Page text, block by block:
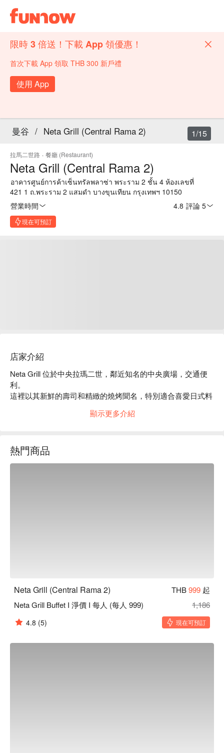
限時 3 倍送！下載 App 領優惠！
首次下載 App 領取 THB 300 新戶禮
使用 App
曼谷 / Neta Grill (Central Rama 2)
拉馬二世路 · 餐廳 (Restaurant)
Neta Grill (Central Rama 2)
อาคารศูนย์การค้าเซ็นทรัลพลาซ่า พระราม 2 ชั้น 4 ห้องเลขที่
421 1 ถ.พระราม 2 แสมดำ บางขุนเทียน กรุงเทพฯ 10150
營業時間
4.8 評論 5
現在可預訂
1/15
店家介紹
Neta Grill 位於中央拉瑪二世，鄰近知名的中央廣場，交通便
利。
這裡以其新鮮的壽司和精緻的燒烤聞名，特別適合喜愛日式料
店內環境舒適，服務熱情，獲得了眾多顧客的好評，成為聚會
需求。
用 FunNow 預訂立即享優惠！
顯示更多介紹
熱門商品
Neta Grill (Central Rama 2) THB999 起
Neta Grill Buffet I 淨價 I 每人 (每人 999)
1,186
4.8 (5) 現在可預訂